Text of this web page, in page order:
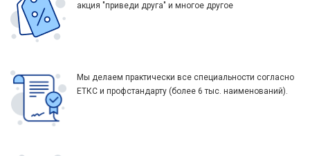
акция "приведи друга" и многое другое
Мы делаем практически все специальности согласно
ЕТКС и профстандарту (более 6 тыс. наименований).